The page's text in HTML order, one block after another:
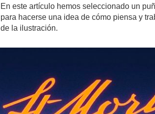
En este artículo hemos seleccionado un
para hacerse una idea de cómo piensa y
de la ilustración.